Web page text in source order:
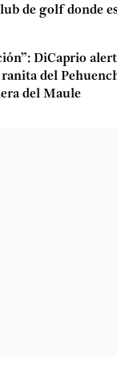
de golf donde
DiCaprio
del
del Maule